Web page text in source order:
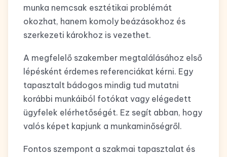
munka nemcsak esztétikai problémát
okozhat, hanem komoly beázásokhoz és
szerkezeti károkhoz is vezethet.
A megfelelő szakember megtalálásához első
lépésként érdemes referenciákat kérni. Egy
tapasztalt bádogos mindig tud mutatni
korábbi munkáiból fotókat vagy elégedett
ügyfelek elérhetőségét. Ez segít abban, hogy
valós képet kapjunk a munkaminőségről.
Fontos szempont a szakmai tapasztalat és